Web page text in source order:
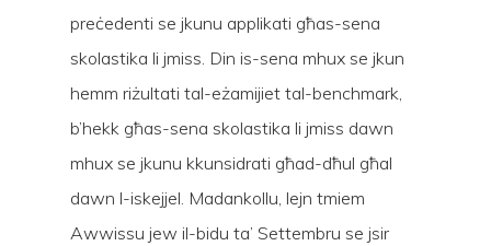
preċedenti se jkunu applikati għas-sena
skolastika li jmiss. Din is-sena mhux se jkun
hemm riżultati tal-eżamijiet tal-benchmark,
b’hekk għas-sena skolastika li jmiss dawn
mhux se jkunu kkunsidrati għad-dħul għal
dawn l-iskejjel. Madankollu, lejn tmiem
Awwissu jew il-bidu ta’ Settembru se jsir